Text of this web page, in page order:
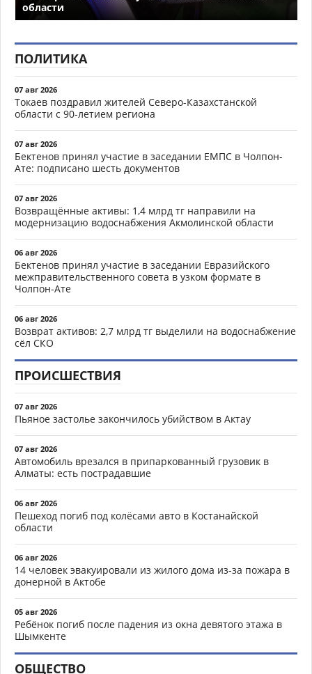
области
ПОЛИТИКА
07 авг 2026
Токаев поздравил жителей Северо-Казахстанской
области с 90-летием региона
07 авг 2026
Бектенов принял участие в заседании ЕМПС в Чолпон-
Ате: подписано шесть документов
07 авг 2026
Возвращённые активы: 1,4 млрд тг направили на
модернизацию водоснабжения Акмолинской области
06 авг 2026
Бектенов принял участие в заседании Евразийского
межправительственного совета в узком формате в
Чолпон-Ате
06 авг 2026
Возврат активов: 2,7 млрд тг выделили на водоснабжение
сёл СКО
ПРОИСШЕСТВИЯ
07 авг 2026
Пьяное застолье закончилось убийством в Актау
07 авг 2026
Автомобиль врезался в припаркованный грузовик в
Алматы: есть пострадавшие
06 авг 2026
Пешеход погиб под колёсами авто в Костанайской
области
06 авг 2026
14 человек эвакуировали из жилого дома из-за пожара в
донерной в Актобе
05 авг 2026
Ребёнок погиб после падения из окна девятого этажа в
Шымкенте
ОБЩЕСТВО